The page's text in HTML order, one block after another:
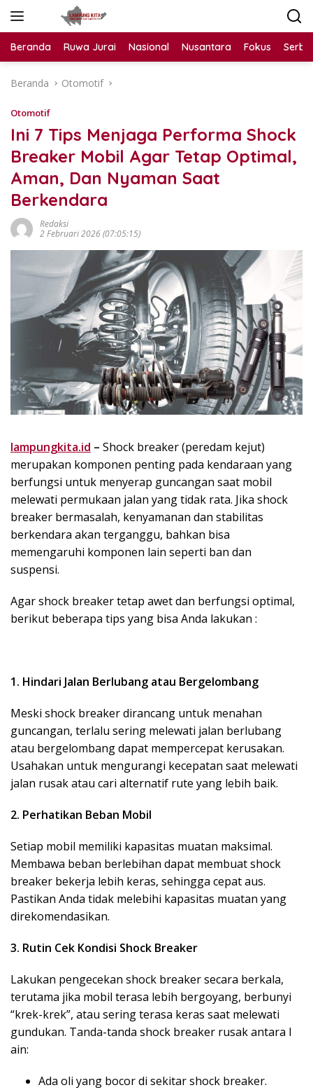
Beranda Ruwa Jurai Nasional Nusantara Fokus
Beranda Otomotif
Otomotif
Ini 7 Tips Menjaga Performa Shock
Breaker Mobil Agar Tetap Optimal,
Aman, Dan Nyaman Saat
Berkendara
Redaksi
2 Februari 2026 (07:05:15)
lampungkita.id – Shock breaker (peredam kejut)
merupakan komponen penting pada kendaraan yang
berfungsi untuk menyerap guncangan saat mobil
melewati permukaan jalan yang tidak rata. Jika shock
breaker bermasalah, kenyamanan dan stabilitas
berkendara akan terganggu, bahkan bisa
memengaruhi komponen lain seperti ban dan
suspensi.
Agar shock breaker tetap awet dan berfungsi optimal,
berikut beberapa tips yang bisa Anda lakukan :
1. Hindari Jalan Berlubang atau Bergelombang
Meski shock breaker dirancang untuk menahan
guncangan, terlalu sering melewati jalan berlubang
atau bergelombang dapat mempercepat kerusakan.
Usahakan untuk mengurangi kecepatan saat melewati
jalan rusak atau cari alternatif rute yang lebih baik.
2. Perhatikan Beban Mobil
Setiap mobil memiliki kapasitas muatan maksimal.
Membawa beban berlebihan dapat membuat shock
breaker bekerja lebih keras, sehingga cepat aus.
Pastikan Anda tidak melebihi kapasitas muatan yang
direkomendasikan.
3. Rutin Cek Kondisi Shock Breaker
Lakukan pengecekan shock breaker secara berkala,
terutama jika mobil terasa lebih bergoyang, berbunyi
“krek-krek”, atau sering terasa keras saat melewati
gundukan. Tanda-tanda shock breaker rusak antara l
ain:
Ada oli yang bocor di sekitar shock breaker.